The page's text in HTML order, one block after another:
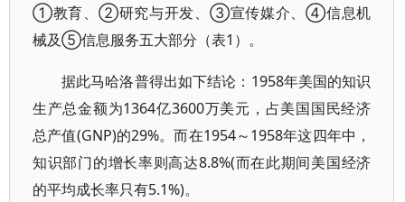
①教育、②研究与开发、③宣传媒介、④信息机
械及⑤信息服务五大部分（表1）。
据此马哈洛普得出如下结论：1958年美国的知识
生产总金额为1364亿3600万美元，占美国国民经济
总产值(GNP)的29%。而在1954～1958年这四年中，
知识部门的增长率则高达8.8%(而在此期间美国经济
的平均成长率只有5.1%)。